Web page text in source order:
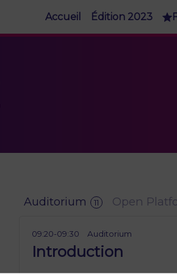
Accueil Édition 2023
Auditorium 11 Open
09:20-09:30 Auditorium
Introduction